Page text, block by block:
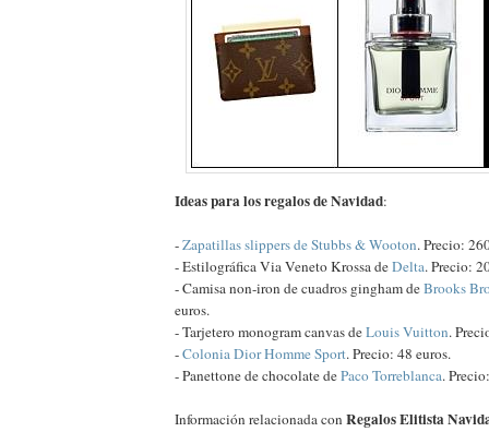
Ideas para los regalos de Navidad:
-Zapatillas slippers de Stubbs & Wooton. Precio:
- Estilográfica Via Veneto Krossa deDelta. Precio:
- Camisa non-iron de cuadros gingham deBrooks
euros.
- Tarjetero monogram canvas deLouis Vuitton.
-Colonia Dior Homme Sport. Precio: 48 euros.
- Panettone de chocolate dePaco Torreblanca.
Información relacionada con Regalos Elitista